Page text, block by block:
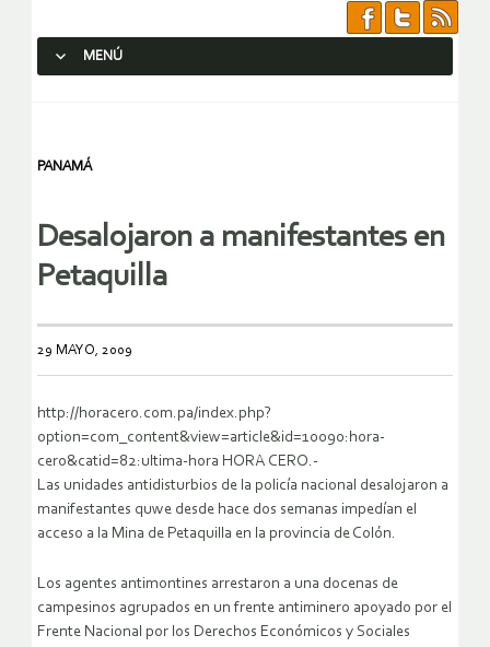
MENÚ
PANAMÁ
Desalojaron a manifestantes en
Petaquilla
29 MAYO, 2009
http://horacero.com.pa/index.php?
option=com_content&view=article&id=10090:hora-
cero&catid=82:ultima-hora HORA CERO.-
Las unidades antidisturbios de la policía nacional desalojaron a
manifestantes quwe desde hace dos semanas impedían el
acceso a la Mina de Petaquilla en la provincia de Colón.
Los agentes antimontines arrestaron a una docenas de
campesinos agrupados en un frente antiminero apoyado por el
Frente Nacional por los Derechos Económicos y Sociales